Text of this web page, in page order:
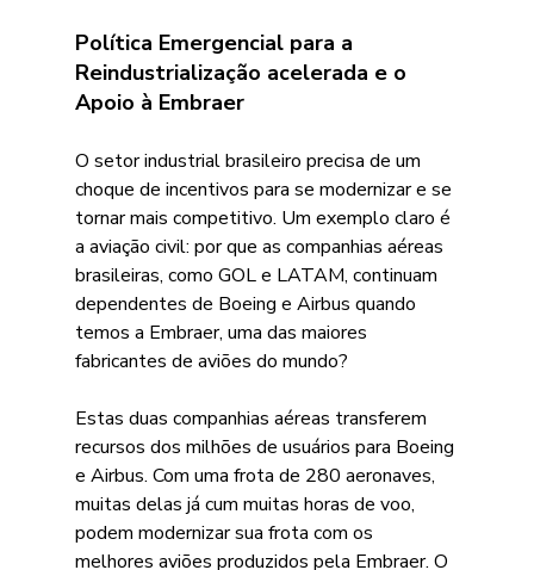
Política Emergencial para a
Reindustrialização acelerada e o
Apoio à Embraer
O setor industrial brasileiro precisa de um
choque de incentivos para se modernizar e se
tornar mais competitivo. Um exemplo claro é
a aviação civil: por que as companhias aéreas
brasileiras, como GOL e LATAM, continuam
dependentes de Boeing e Airbus quando
temos a Embraer, uma das maiores
fabricantes de aviões do mundo?
Estas duas companhias aéreas transferem
recursos dos milhões de usuários para Boeing
e Airbus. Com uma frota de 280 aeronaves,
muitas delas já cum muitas horas de voo,
podem modernizar sua frota com os
melhores aviões produzidos pela Embraer. O